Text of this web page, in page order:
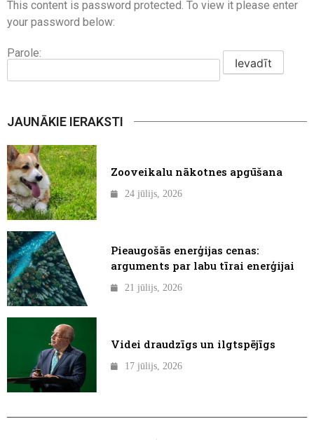
This content is password protected. To view it please enter
your password below:
Parole:
JAUNĀKIE IERAKSTI
Zooveikalu nākotnes apgūšana
24 jūlijs, 2026
Pieaugošās enerģijas cenas:
arguments par labu tīrai enerģijai
21 jūlijs, 2026
Videi draudzīgs un ilgtspējīgs
17 jūlijs, 2026